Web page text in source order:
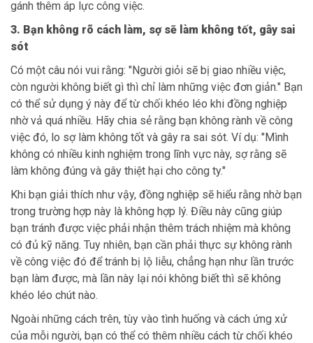
gánh thêm áp lực công việc.
3. Bạn không rõ cách làm, sợ sẽ làm không tốt, gây sai
sót
Có một câu nói vui rằng: "Người giỏi sẽ bị giao nhiều việc,
còn người không biết gì thì chỉ làm những việc đơn giản." Bạn
có thể sử dụng ý này để từ chối khéo léo khi đồng nghiệp
nhờ vả quá nhiều. Hãy chia sẻ rằng bạn không rành về công
việc đó, lo sợ làm không tốt và gây ra sai sót. Ví dụ: "Mình
không có nhiều kinh nghiệm trong lĩnh vực này, sợ rằng sẽ
làm không đúng và gây thiệt hại cho công ty."
Khi bạn giải thích như vậy, đồng nghiệp sẽ hiểu rằng nhờ bạn
trong trường hợp này là không hợp lý. Điều này cũng giúp
bạn tránh được việc phải nhận thêm trách nhiệm mà không
có đủ kỹ năng. Tuy nhiên, bạn cần phải thực sự không rành
về công việc đó để tránh bị lộ liễu, chẳng hạn như lần trước
bạn làm được, mà lần này lại nói không biết thì sẽ không
khéo léo chút nào.
Ngoài những cách trên, tùy vào tình huống và cách ứng xử
của mỗi người, bạn có thể có thêm nhiều cách từ chối khéo